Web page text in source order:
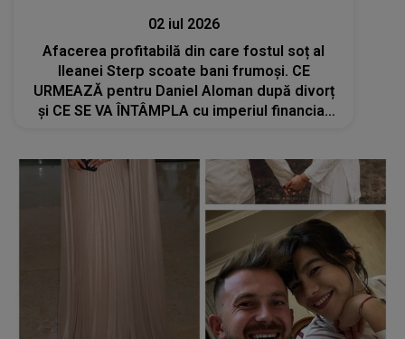
02 iul 2026
Afacerea profitabilă din care fostul soț al
Ileanei Sterp scoate bani frumoși. CE
URMEAZĂ pentru Daniel Aloman după divorț
și CE SE VA ÎNTÂMPLA cu imperiul financiar